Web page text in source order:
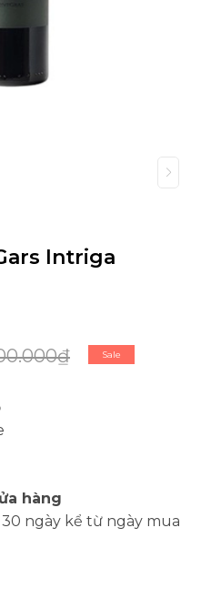
Intriga
Sale
hàng
ngày kể từ ngày mua